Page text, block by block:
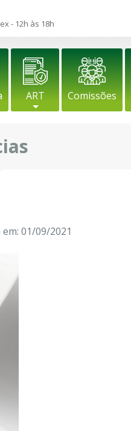
- 12h às 18h
ART Comissões
01/09/2021